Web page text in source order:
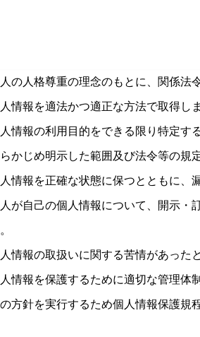
の人格尊重の理念のもとに、関係法
情報を適法かつ適正な方法で取得しま
情報の利用目的をできる限り特定す
かじめ明示した範囲及び法令等の規
情報を正確な状態に保つとともに、
が自己の個人情報について、開示
情報の取扱いに関する苦情があった
情報を保護するために適切な管理体
方針を実行するため個人情報保護規